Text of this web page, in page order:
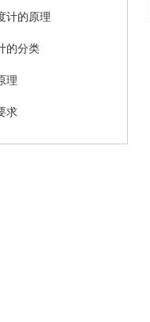
计的原理
的分类
理
求